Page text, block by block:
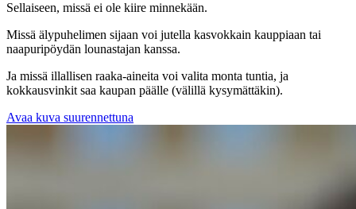
Sellaiseen, missä ei ole kiire minnekään.
Missä älypuhelimen sijaan voi jutella kasvokkain kauppiaan tai
naapuripöydän lounastajan kanssa.
Ja missä illallisen raaka-aineita voi valita monta tuntia, ja
kokkausvinkit saa kaupan päälle (välillä kysymättäkin).
Avaa kuva suurennettuna